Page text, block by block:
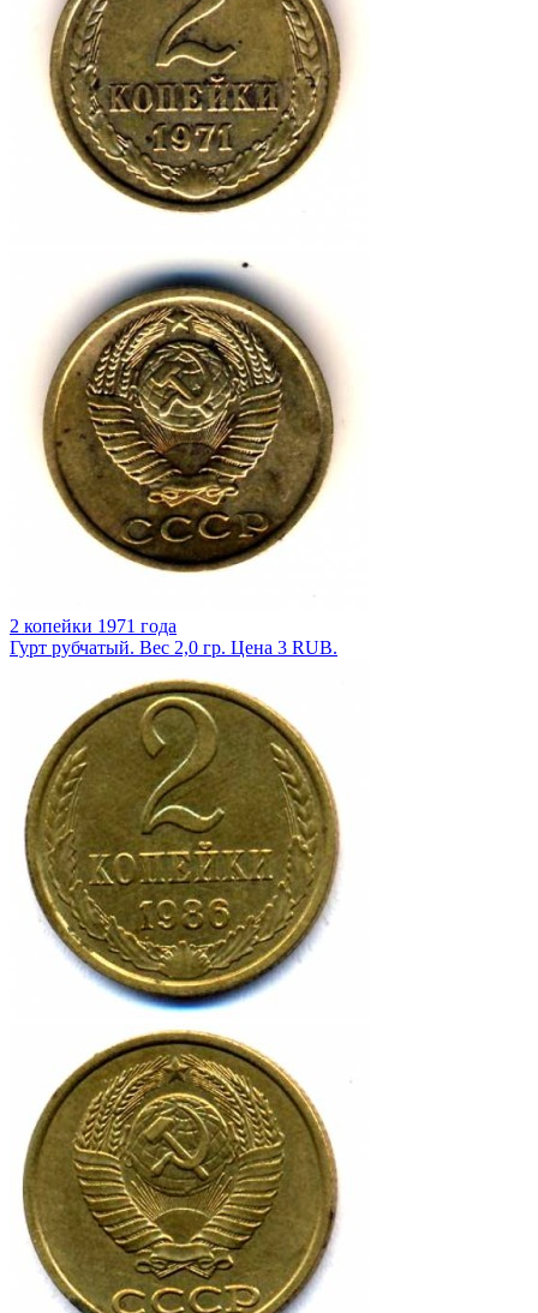
2 копейки 1971 года
Гурт рубчатый. Вес 2,0 гр. Цена 3 RUB.